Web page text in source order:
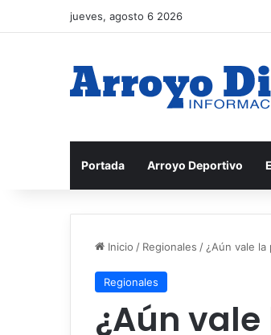
jueves, agosto 6 2026
Portada Arroyo Deportivo
Inicio / Regionales / ¿Aún vale
Regionales
¿Aún